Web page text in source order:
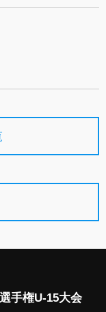
手権U-15大会